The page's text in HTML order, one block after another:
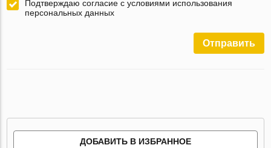
Подтверждаю согласие с условиями использования
персональных данных
Отправить
ДОБАВИТЬ В ИЗБРАННОЕ